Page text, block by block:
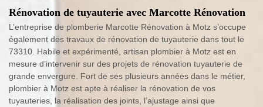
Rénovation de tuyauterie avec Marcotte Rénovation
L’entreprise de plomberie Marcotte Rénovation à Motz s’occupe
également des travaux de rénovation de tuyauterie dans tout le
73310. Habile et expérimenté, artisan plombier à Motz est en
mesure d’intervenir sur des projets de rénovation tuyauterie de
grande envergure. Fort de ses plusieurs années dans le métier,
plombier à Motz est apte à réaliser la rénovation de vos
tuyauteries, la réalisation des joints, l’ajustage ainsi que